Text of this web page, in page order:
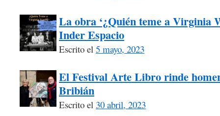
La obra ‘¿Quién teme a Virginia
Inder Espacio
Escrito el 5 mayo, 2023
El Festival Arte Libro rinde
Bribián
Escrito el 30 abril, 2023